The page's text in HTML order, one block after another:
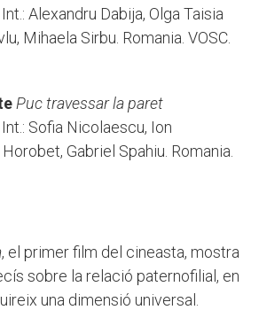
Alexandru Dabija, Olga Taisia
Mihaela Sirbu. Romania. VOSC.
Puc travessar la paret
Sofia Nicolaescu, Ion
Gabriel Spahiu. Romania.
, el primer film del cineasta, mostra
sobre la relació paternofilial, en
una dimensió universal.